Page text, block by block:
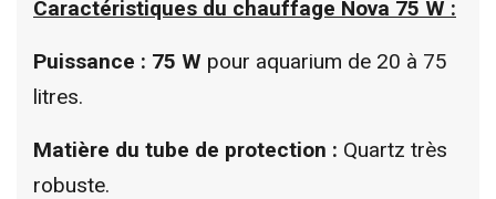
Caractéristiques du chauffage Nova 75 W :
Puissance : 75 W pour aquarium de 20 à 75
litres.
Matière du tube de protection : Quartz très
robuste.